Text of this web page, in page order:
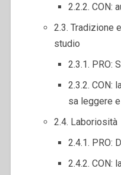
2.2.2. CON:
2.3. Tradizione
studio
2.3.1. PRO:
2.3.2. CON:
sa leggere
2.4. Laboriosità
2.4.1. PRO:
2.4.2. CON: